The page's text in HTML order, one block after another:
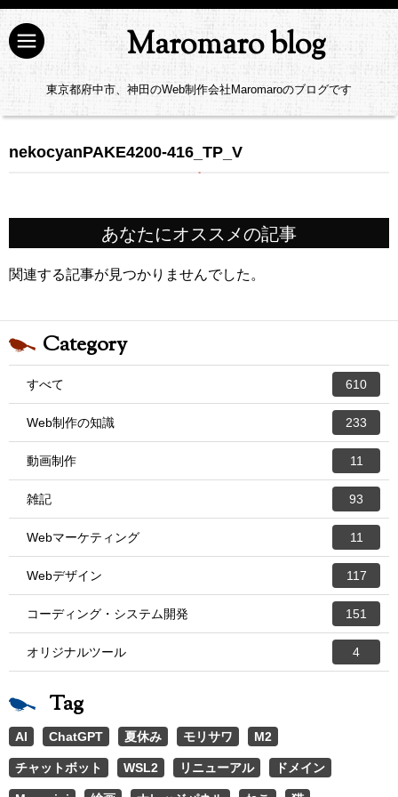
Maromaro blog
東京都府中市、神田のWeb制作会社Maromaroのブログです
nekocyanPAKE4200-416_TP_V
あなたにオススメの記事
関連する記事が見つかりませんでした。
Category
すべて 610
Web制作の知識 233
動画制作 11
雑記 93
Webマーケティング 11
Webデザイン 117
コーディング・システム開発 151
オリジナルツール 4
Tag
AI ChatGPT 夏休み モリサワ M2
チャットボット WSL2 リニューアル ドメイン